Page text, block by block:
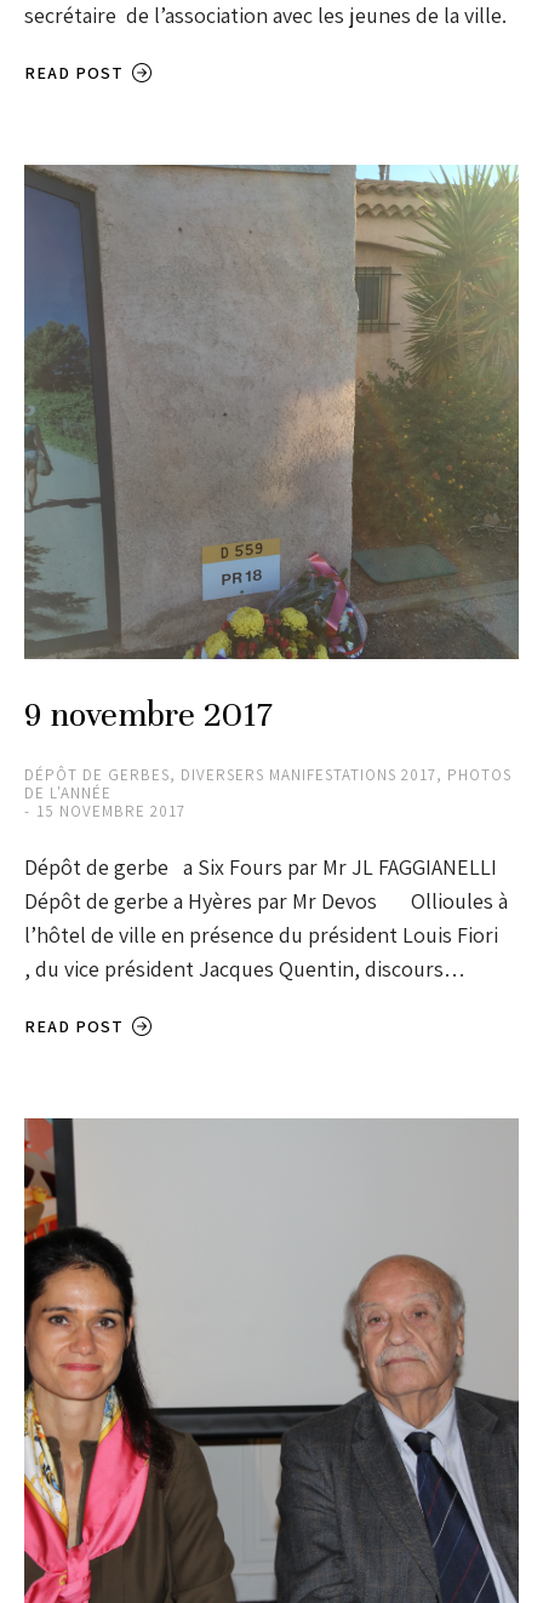
secrétaire de l’association avec les jeunes de la ville.
READ POST
9 novembre 2017
DÉPÔT DE GERBES, DIVERSERS MANIFESTATIONS 2017, PHOTOS
DE L'ANNÉE
15 NOVEMBRE 2017
Dépôt de gerbe a Six Fours par Mr JL FAGGIANELLI
Dépôt de gerbe a Hyères par Mr Devos Ollioules à
l’hôtel de ville en présence du président Louis Fiori
, du vice président Jacques Quentin, discours…
READ POST